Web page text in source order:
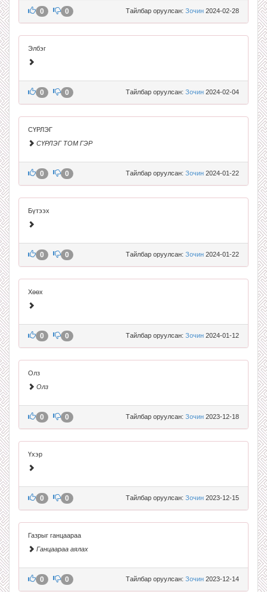
Тайлбар оруулсан: Зочин 2024-02-28
0 0
Элбэг
Тайлбар оруулсан: Зочин 2024-02-04
0 0
СҮРЛЭГ
СҮРЛЭГ ТОМ ГЭР
Тайлбар оруулсан: Зочин 2024-01-22
0 0
Бүтээх
Тайлбар оруулсан: Зочин 2024-01-22
0 0
Хөөх
Тайлбар оруулсан: Зочин 2024-01-12
0 0
Олз
Олз
Тайлбар оруулсан: Зочин 2023-12-18
0 0
Үхэр
Тайлбар оруулсан: Зочин 2023-12-15
0 0
Газрыг ганцаараа
Ганцаараа аялах
Тайлбар оруулсан: Зочин 2023-12-14
0 0